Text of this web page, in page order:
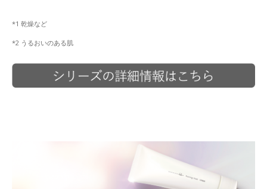
*1 乾燥など
*2 うるおいのある肌